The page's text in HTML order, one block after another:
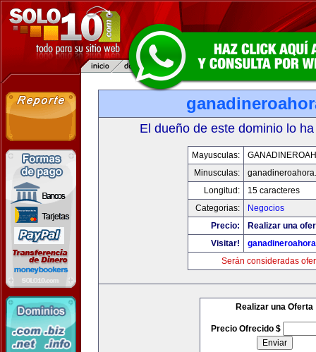
El dueño de este dominio lo
Mayusculas:
Minusculas:
Longitud:
15 caracteres
Categorias:
Negocios
Precio:
Realizar una
Visitar!
Serán consideradas
Realizar una Oferta
Precio Ofrecido $